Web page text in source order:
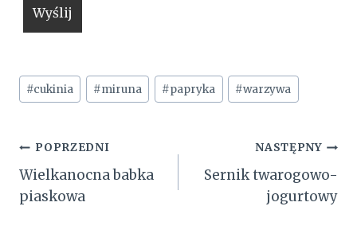
Tagi
wpisu:
#cukinia #miruna #papryka #warzywa
Nawigacja
wpisu
POPRZEDNI
Wielkanocna babka
piaskowa
NASTĘPNY
Sernik twarogowo-
jogurtowy